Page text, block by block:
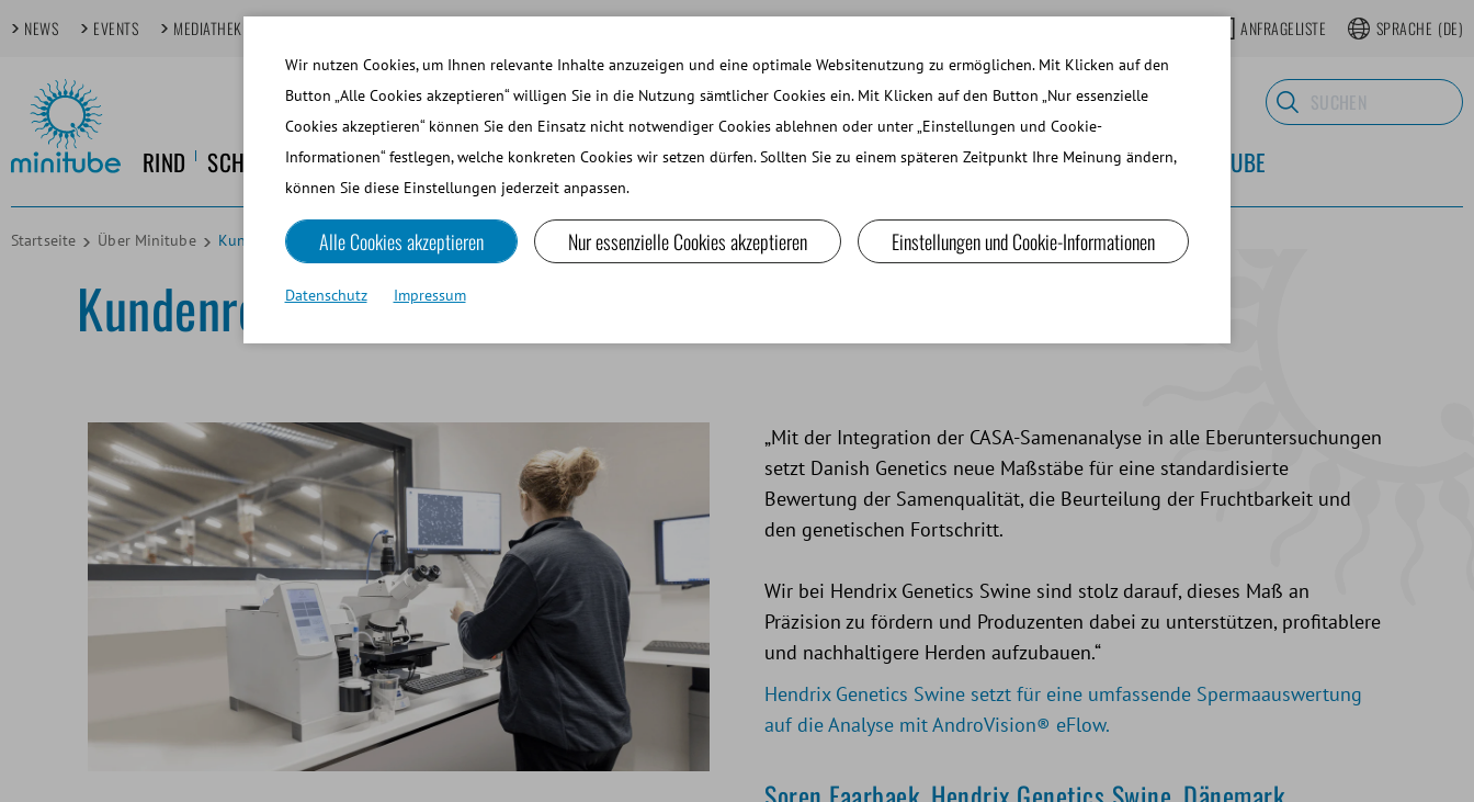
NEWS EVENTS MEDIATHEK ANFRAGELISTE SPRACHE (DE)
RIND SCHWEIN PFERD HUND KLEINE WIEDERKÄUER UND KAMELIDE LABORGERÄTE UND LABORBEDARF ÜBER MINITUBE
Startseite Über Minitube Kundenreferenzen
Kundenreferenzen
„Mit der Integration der CASA-Samenanalyse in alle Eberuntersuchungen
setzt Danish Genetics neue Maßstäbe für eine standardisierte
Bewertung der Samenqualität, die Beurteilung der Fruchtbarkeit und
den genetischen Fortschritt.
Wir bei Hendrix Genetics Swine sind stolz darauf, dieses Maß an
Präzision zu fördern und Produzenten dabei zu unterstützen, profitablere
und nachhaltigere Herden aufzubauen.“
Hendrix Genetics Swine setzt für eine umfassende Spermaauswertung
auf die Analyse mit AndroVision® eFlow.
Wir nutzen Cookies, um Ihnen relevante Inhalte anzuzeigen und eine optimale Websitenutzung zu ermöglichen. Mit Klicken auf den
Button „Alle Cookies akzeptieren“ willigen Sie in die Nutzung sämtlicher Cookies ein. Mit Klicken auf den Button „Nur essenzielle
Cookies akzeptieren“ können Sie den Einsatz nicht notwendiger Cookies ablehnen oder unter „Einstellungen und Cookie-
Informationen“ festlegen, welche konkreten Cookies wir setzen dürfen. Sollten Sie zu einem späteren Zeitpunkt Ihre Meinung ändern,
können Sie diese Einstellungen jederzeit anpassen.
Alle Cookies akzeptieren Nur essenzielle Cookies akzeptieren Einstellungen und Cookie-Informationen
Datenschutz Impressum